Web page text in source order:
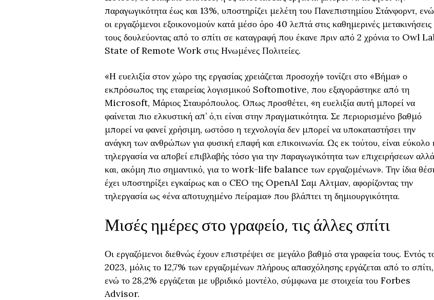
παραγωγικότητα έως και 13%, υποστηρίζει μελέτη του Πανεπιστημίου Στάνφορντ, ενώ
οι εργαζόμενοι εξοικονομούν κατά μέσο όρο 40 λεπτά στις καθημερινές μετακινήσεις
τους δουλεύοντας από το σπίτι σε καταγραφή που έκανε πριν από 2 χρόνια το Owl
State of Remote Work στις Ηνωμένες Πολιτείες.
«Η ευελιξία στον χώρο της εργασίας χρειάζεται προσοχή» τονίζει στο «Βήμα» ο
εκπρόσωπος της εταιρείας λογισμικού Softomotive, που εξαγοράστηκε από τη
Microsoft, Μάριος Σταυρόπουλος. Οπως προσθέτει, «η ευελιξία αυτή μπορεί να
φαίνεται πιο ελκυστική απ’ ό,τι είναι στην πραγματικότητα. Σε περιορισμένο βαθμό
μπορεί να φανεί χρήσιμη, ωστόσο η τεχνολογία δεν μπορεί να υποκαταστήσει την
ανάγκη των ανθρώπων για φυσική επαφή και επικοινωνία. Ως εκ τούτου, είναι εύκολο
τηλεργασία να αποβεί επιβλαβής τόσο για την παραγωγικότητα των επιχειρήσεων αλλά
και, ακόμη πιο σημαντικό, για το work-life balance των εργαζομένων». Την ίδια
έχει υποστηρίξει εγκαίρως και ο CEO της OpenAI Σαμ Αλτμαν, αφορίζοντας την
τηλεργασία ως «ένα αποτυχημένο πείραμα» που βλάπτει τη δημιουργικότητα.
Μισές ημέρες στο γραφείο, τις άλλες σπίτι
Οι εργαζόμενοι διεθνώς έχουν επιστρέψει σε μεγάλο βαθμό στα γραφεία τους. Εντός
2023, μόλις το 12,7% των εργαζομένων πλήρους απασχόλησης εργάζεται από το σπίτι,
ενώ το 28,2% εργάζεται με υβριδικό μοντέλο, σύμφωνα με στοιχεία του Forbes
Advisor.